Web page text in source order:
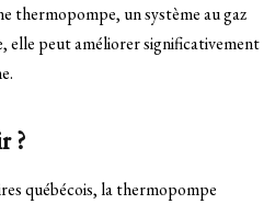
thermopompe, un système au gaz
elle peut améliorer significativement
?
québécois, la thermopompe